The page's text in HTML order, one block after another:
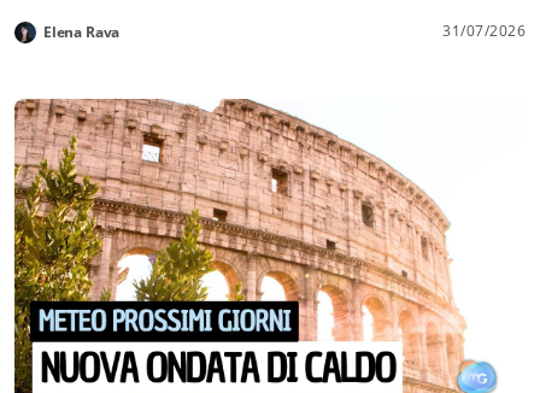
Elena Rava 31/07/2026